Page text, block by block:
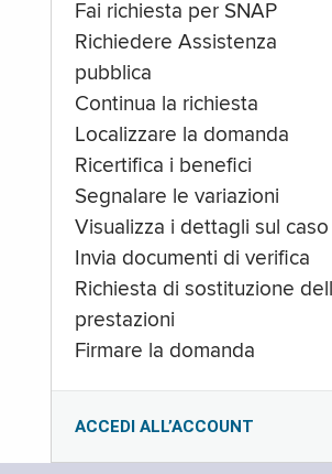
Fai richiesta per SNAP
Richiedere Assistenza
pubblica
Continua la richiesta
Localizzare la domanda
Ricertifica i benefici
Segnalare le variazioni
Visualizza i dettagli sul caso
Invia documenti di verifica
Richiesta di sostituzione
prestazioni
Firmare la domanda
ACCEDI ALL’ACCOUNT